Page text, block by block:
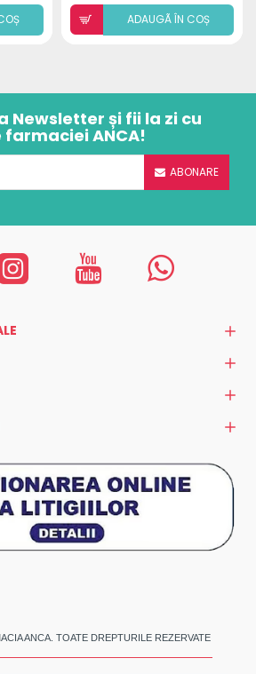
ADAUGÃ ÎN COȘ
Newsletter și fii la zi cu
ANCA!
ABONARE
ANCA. TOATE DREPTURILE REZERVATE